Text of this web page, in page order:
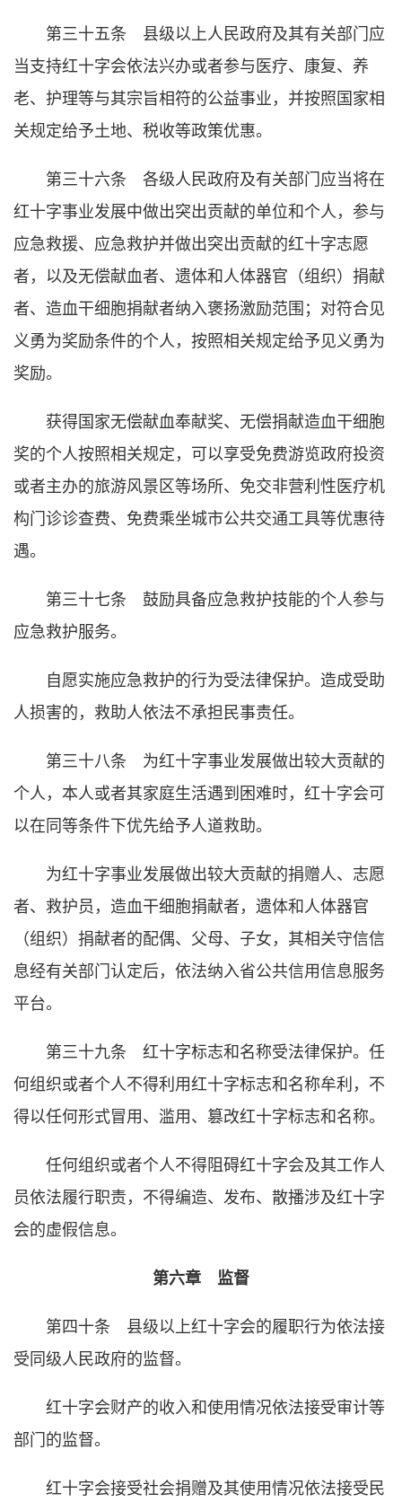
第三十五条 县级以上人民政府及其有关部门应
当支持红十字会依法兴办或者参与医疗、康复、养
老、护理等与其宗旨相符的公益事业，并按照国家相
关规定给予土地、税收等政策优惠。
第三十六条 各级人民政府及有关部门应当将在
红十字事业发展中做出突出贡献的单位和个人，参与
应急救援、应急救护并做出突出贡献的红十字志愿
者，以及无偿献血者、遗体和人体器官（组织）捐献
者、造血干细胞捐献者纳入褒扬激励范围；对符合见
义勇为奖励条件的个人，按照相关规定给予见义勇为
奖励。
获得国家无偿献血奉献奖、无偿捐献造血干细胞
奖的个人按照相关规定，可以享受免费游览政府投资
或者主办的旅游风景区等场所、免交非营利性医疗机
构门诊诊查费、免费乘坐城市公共交通工具等优惠待
遇。
第三十七条 鼓励具备应急救护技能的个人参与
应急救护服务。
自愿实施应急救护的行为受法律保护。造成受助
人损害的，救助人依法不承担民事责任。
第三十八条 为红十字事业发展做出较大贡献的
个人，本人或者其家庭生活遇到困难时，红十字会可
以在同等条件下优先给予人道救助。
为红十字事业发展做出较大贡献的捐赠人、志愿
者、救护员，造血干细胞捐献者，遗体和人体器官
（组织）捐献者的配偶、父母、子女，其相关守信信
息经有关部门认定后，依法纳入省公共信用信息服务
平台。
第三十九条 红十字标志和名称受法律保护。任
何组织或者个人不得利用红十字标志和名称牟利，不
得以任何形式冒用、滥用、篡改红十字标志和名称。
任何组织或者个人不得阻碍红十字会及其工作人
员依法履行职责，不得编造、发布、散播涉及红十字
会的虚假信息。
第六章 监督
第四十条 县级以上红十字会的履职行为依法接
受同级人民政府的监督。
红十字会财产的收入和使用情况依法接受审计等
部门的监督。
红十字会接受社会捐赠及其使用情况依法接受民